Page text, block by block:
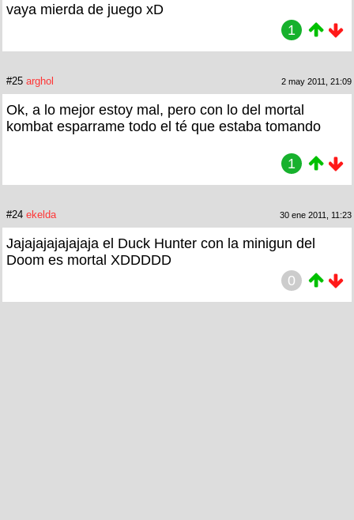
vaya mierda de juego xD
1
#25 arghol 2 may 2011, 21:09
Ok, a lo mejor estoy mal, pero con lo del mortal
kombat esparrame todo el té que estaba tomando
1
#24 ekelda 30 ene 2011, 11:23
Jajajajajajajaja el Duck Hunter con la minigun del
Doom es mortal XDDDDD
0